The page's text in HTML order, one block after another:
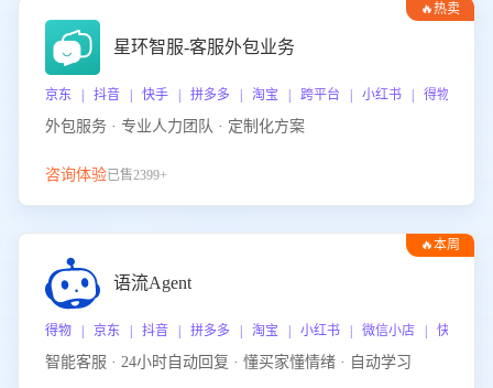
🔥热卖
星环智服-客服外包业务
京东 | 抖音 | 快手 | 拼多多 | 淘宝 | 跨平台 | 小红书 | 得物 | 企
外包服务 · 专业人力团队 · 定制化方案
咨询体验已售2399+
🔥本周
语流Agent
得物 | 京东 | 抖音 | 拼多多 | 淘宝 | 小红书 | 微信小店 | 快手 |
智能客服 · 24小时自动回复 · 懂买家懂情绪 · 自动学习